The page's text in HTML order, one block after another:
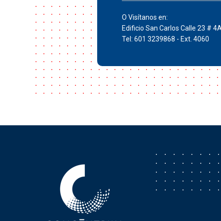
O Visítanos en:
Edificio San Carlos Calle 23 #
Tel: 601 3239868 - Ext. 4060